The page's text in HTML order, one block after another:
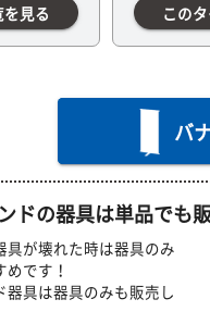
見る この
バ
ドの器具は単品でも
具が壊れた時は器具のみ
です！
具は器具のみも販売し